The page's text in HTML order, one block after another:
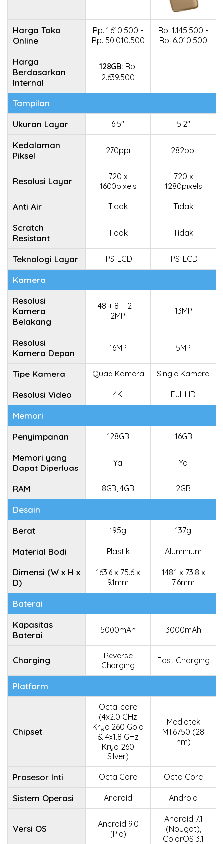
Harga Toko
Online
Rp. 1.610.500 -
Rp. 50.010.500
Rp. 1.145.500 -
Rp. 6.010.500
Harga
Berdasarkan
Internal
128GB: Rp.
2.639.500
-
Tampilan
Ukuran Layar
6.5" 5.2"
Kedalaman
Piksel
270ppi 282ppi
Resolusi Layar
720 x
1600pixels
720 x
1280pixels
Anti Air Tidak Tidak
Scratch
Resistant
Tidak Tidak
Teknologi Layar IPS-LCD IPS-LCD
Kamera
Resolusi
Kamera
Belakang
48 + 8 + 2 +
2MP
13MP
Resolusi
Kamera Depan
16MP 5MP
Tipe Kamera Quad Kamera Single Kamera
Resolusi Video 4K Full HD
Memori
Penyimpanan
128GB 16GB
Memori yang
Dapat Diperluas
Ya Ya
RAM 8GB, 4GB 2GB
Desain
Berat
195g 137g
Material Bodi Plastik Aluminium
Dimensi (W x H x
D)
163.6 x 75.6 x
9.1mm
148.1 x 73.8 x
7.6mm
Baterai
Kapasitas
Baterai
5000mAh 3000mAh
Charging
Reverse
Charging
Fast Charging
Platform
Chipset
Octa-core
(4x2.0 GHz
Kryo 260 Gold
& 4x1.8 GHz
Kryo 260
Silver)
Mediatek
MT6750 (28
nm)
Prosesor Inti Octa Core Octa Core
Sistem Operasi Android Android
Versi OS
Android 9.0
(Pie)
Android 7.1
(Nougat),
ColorOS 3.1